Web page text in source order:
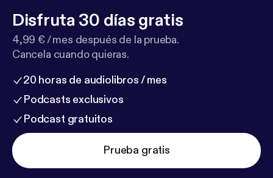
Disfruta 30 días gratis
4,99 € / mes después de la prueba.
Cancela cuando quieras.
20 horas de audiolibros / mes
Podcasts exclusivos
Podcast gratuitos
Prueba gratis